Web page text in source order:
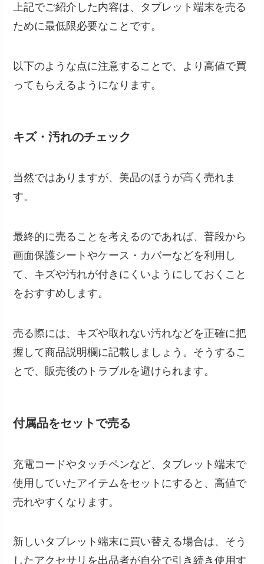
上記でご紹介した内容は、タブレット端末を売る
ために最低限必要なことです。
以下のような点に注意することで、より高値で買
ってもらえるようになります。
キズ・汚れのチェック
当然ではありますが、美品のほうが高く売れま
す。
最終的に売ることを考えるのであれば、普段から
画面保護シートやケース・カバーなどを利用し
て、キズや汚れが付きにくいようにしておくこと
をおすすめします。
売る際には、キズや取れない汚れなどを正確に把
握して商品説明欄に記載しましょう。そうするこ
とで、販売後のトラブルを避けられます。
付属品をセットで売る
充電コードやタッチペンなど、タブレット端末で
使用していたアイテムをセットにすると、高値で
売れやすくなります。
新しいタブレット端末に買い替える場合は、そう
したアクセサリを出品者が自分で引き続き使用す